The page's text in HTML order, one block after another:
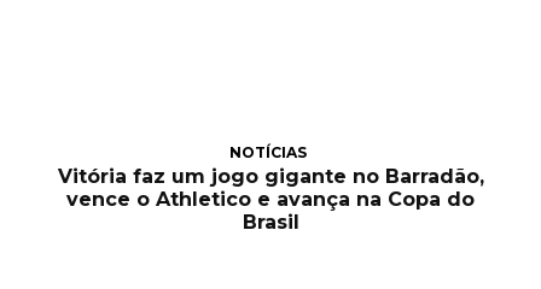
NOTÍCIAS
Vitória faz um jogo gigante no Barradão,
vence o Athletico e avança na Copa do
Brasil